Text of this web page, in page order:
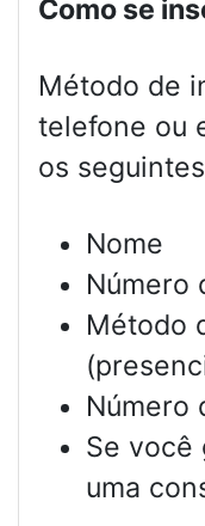
Como se
Método de
telefone ou
os
Nome
Número
Método
Número
Se você
uma